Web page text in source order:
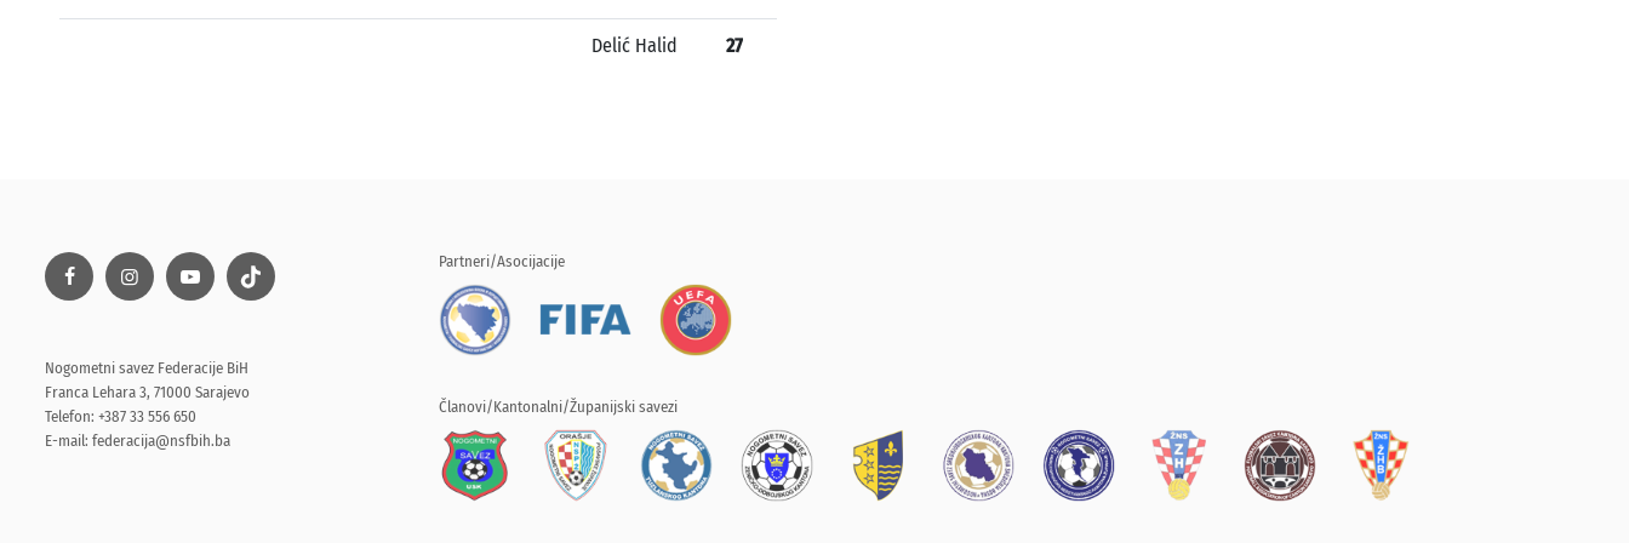
Delić Halid 27
Nogometni savez Federacije BiH
Franca Lehara 3, 71000 Sarajevo
Telefon: +387 33 556 650
E-mail: federacija@nsfbih.ba
Partneri/Asocijacije
Članovi/Kantonalni/Županijski savezi